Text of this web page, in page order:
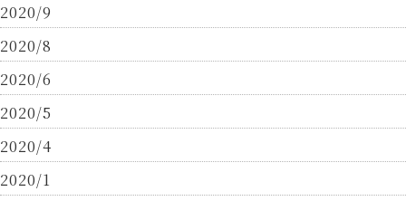
2020/9
2020/8
2020/6
2020/5
2020/4
2020/1